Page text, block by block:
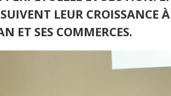
LEUR
ET SES COMMERCES.